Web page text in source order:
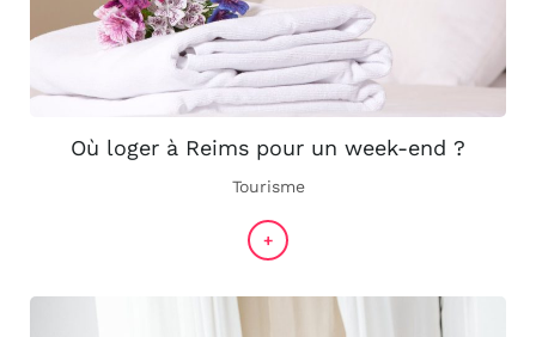
Où loger à Reims pour un week-end ?
Tourisme
+